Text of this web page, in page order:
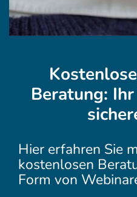
Beratung:
Hier erfahren Sie
kostenlosen
Form von